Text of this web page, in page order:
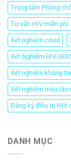
Trung tâm Phòng
Tư vấn HIV miễn phí
Xét nghiệm covid
Xét Nghiệm HIV/
Xét nghiệm kháng
Xét nghiệm máu tận
Đăng ký điều trị HIV
DANH MỤC